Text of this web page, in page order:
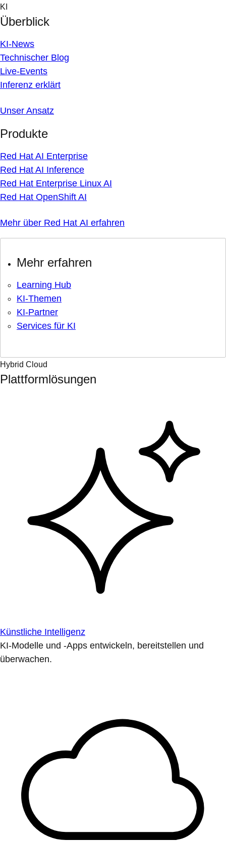
Skip
to
content
KI
Überblick
KI-News
Technischer Blog
Live-Events
Inferenz erklärt
Unser Ansatz
Produkte
Red Hat AI Enterprise
Red Hat AI Inference
Red Hat Enterprise Linux AI
Red Hat OpenShift AI
Mehr über Red Hat AI erfahren
Mehr erfahren
Learning Hub
KI-Themen
KI-Partner
Services für KI
Hybrid Cloud
Plattformlösungen
Künstliche Intelligenz
KI-Modelle und -Apps entwickeln, bereitstellen und
überwachen.